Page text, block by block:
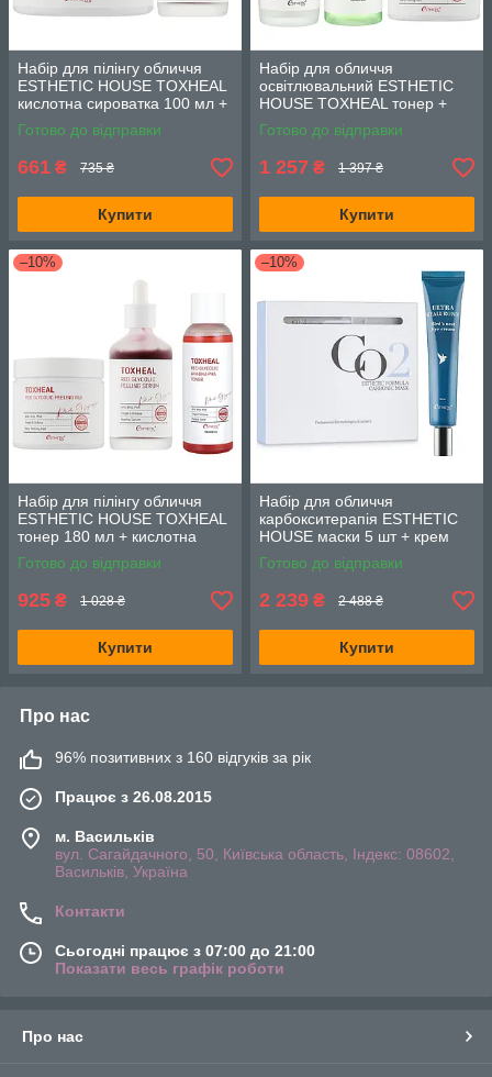
Набір для пілінгу обличчя
ESTHETIC HOUSE TOXHEAL
кислотна сироватка 100 мл +
відлущувальні диски 100 шт
Готово до відправки
661 ₴ 735 ₴
Купити
Набір для обличчя
освітлювальний ESTHETIC
HOUSE TOXHEAL тонер +
диски + ніацинамідова
сироватка
Готово до відправки
1 257 ₴ 1 397 ₴
Купити
–10%
Набір для пілінгу обличчя
ESTHETIC HOUSE TOXHEAL
тонер 180 мл + кислотна
сироватка 100 мл +
відлущувальні диски 100 шт
Готово до відправки
925 ₴ 1 028 ₴
Купити
–10%
Набір для обличчя
карбокситерапія ESTHETIC
HOUSE маски 5 шт + крем
для очей з ластівчиним
гніздом 30 мл
Готово до відправки
2 239 ₴ 2 488 ₴
Купити
Про нас
96% позитивних з 160 відгуків за рік
Працює з 26.08.2015
м. Васильків
вул. Сагайдачного, 50, Київська область, Індекс: 08602,
Васильків, Україна
Контакти
Сьогодні працює з 07:00 до 21:00
Показати весь графік роботи
Про нас